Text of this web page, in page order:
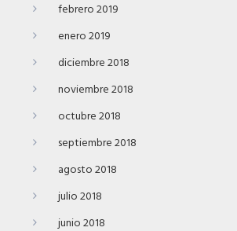
febrero 2019
enero 2019
diciembre 2018
noviembre 2018
octubre 2018
septiembre 2018
agosto 2018
julio 2018
junio 2018